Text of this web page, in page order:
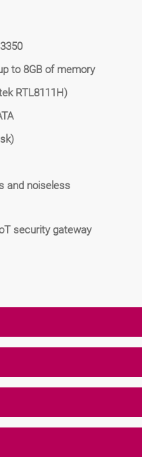
to 8GB of memory
RTL8111H)
and noiseless
security gateway